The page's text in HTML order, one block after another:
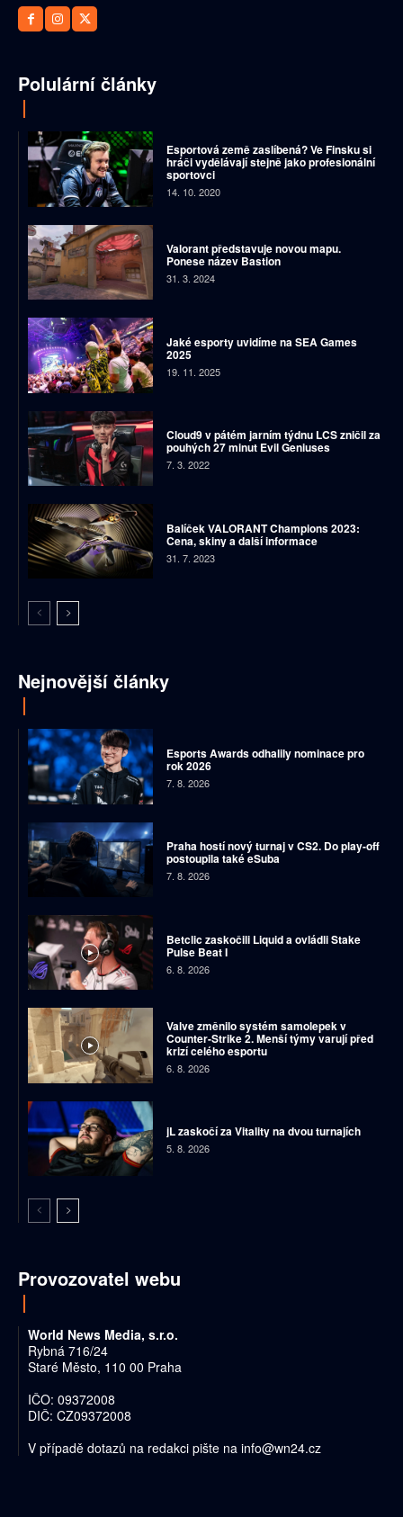
Polulární články
Esportová země zaslíbená? Ve Finsku si
hráči vydělávají stejně jako profesionální
sportovci
14. 10. 2020
Valorant představuje novou mapu.
Ponese název Bastion
31. 3. 2024
Jaké esporty uvidíme na SEA Games
2025
19. 11. 2025
Cloud9 v pátém jarním týdnu LCS zničil za
pouhých 27 minut Evil Geniuses
7. 3. 2022
Balíček VALORANT Champions 2023:
Cena, skiny a další informace
31. 7. 2023
Nejnovější články
Esports Awards odhalily nominace pro
rok 2026
7. 8. 2026
Praha hostí nový turnaj v CS2. Do play-off
postoupila také eSuba
7. 8. 2026
Betclic zaskočili Liquid a ovládli Stake
Pulse Beat I
6. 8. 2026
Valve změnilo systém samolepek v
Counter-Strike 2. Menší týmy varují před
krizí celého esportu
6. 8. 2026
jL zaskočí za Vitality na dvou turnajích
5. 8. 2026
Provozovatel webu
World News Media, s.r.o.
Rybná 716/24
Staré Město, 110 00 Praha
IČO: 09372008
DIČ: CZ09372008
V případě dotazů na redakci pište na info@wn24.cz